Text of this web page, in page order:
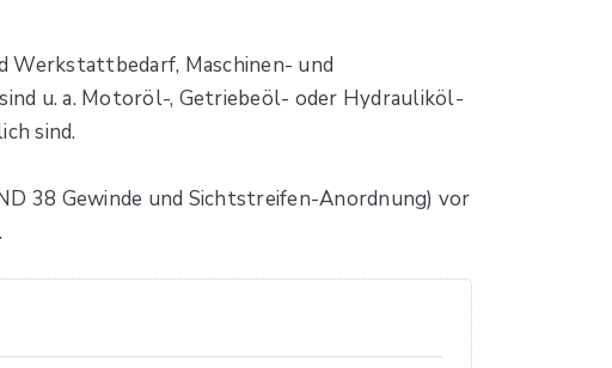
Werkstattbedarf, Maschinen- und
u. a. Motoröl-, Getriebeöl- oder Hydrauliköl-
sind.
38 Gewinde und Sichtstreifen-Anordnung) vor